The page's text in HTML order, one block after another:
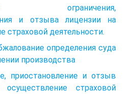
ограничения,
и отзыва лицензии на
страховой деятельности.
определения суда
производства
приостановление и отзыв
страховой